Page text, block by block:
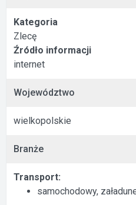
Kategoria
Zlecę
Źródło informacji
internet
Województwo
wielkopolskie
Branże
Transport:
samochodowy,